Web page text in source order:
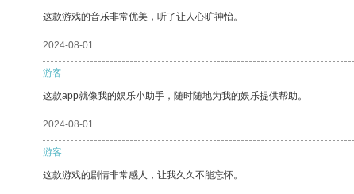
这款游戏的音乐非常优美，听了让人心旷神怡。
2024-08-01
游客
这款app就像我的娱乐小助手，随时随地为我的娱乐提供帮助。
2024-08-01
游客
这款游戏的剧情非常感人，让我久久不能忘怀。